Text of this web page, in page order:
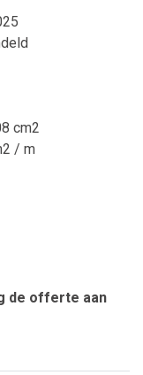
cm2
/ m
de offerte aan